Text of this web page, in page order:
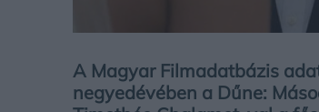
A Magyar Filmadatbázis
negyedévében a Dűne: